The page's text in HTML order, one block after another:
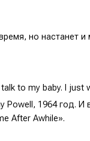
но настанет и
to my baby. I
1964 год. И
After Awhile».